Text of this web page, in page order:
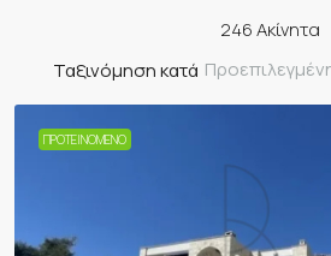
246 Ακίνητα
Ταξινόμηση κατά
ΠΡΟΤΕΙΝΌΜΕΝΟ